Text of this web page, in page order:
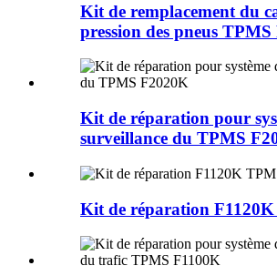
Kit de remplacement du
pression des pneus
Kit de réparation pour
surveillance du TPMS
Kit de réparation